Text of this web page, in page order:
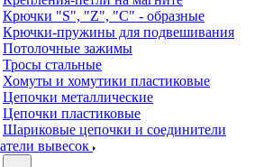
Крючки "S", "Z", "C" - образные
Крючки-пружины для подвешивания
Потолочные зажимы
Тросы стальные
Хомуты и хомутики пластиковые
Цепочки металлические
Цепочки пластиковые
Шариковые цепочки и соединители
вывесок